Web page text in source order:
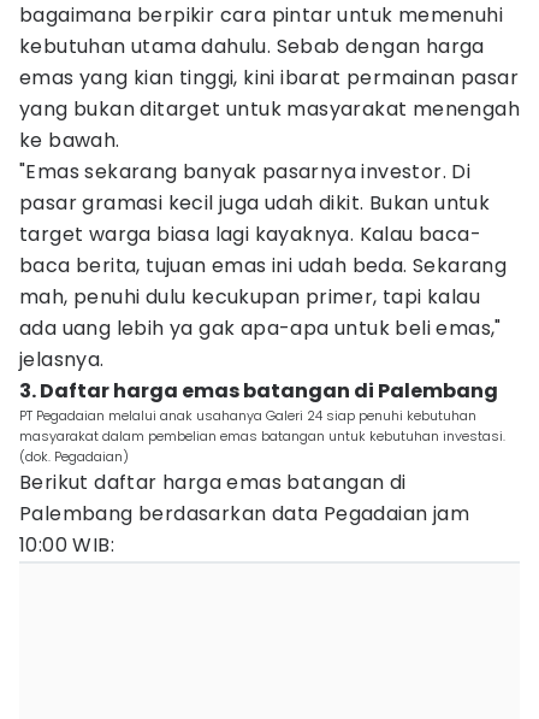
bagaimana berpikir cara pintar untuk memenuhi
kebutuhan utama dahulu. Sebab dengan harga
emas yang kian tinggi, kini ibarat permainan pasar
yang bukan ditarget untuk masyarakat menengah
ke bawah.
"Emas sekarang banyak pasarnya investor. Di
pasar gramasi kecil juga udah dikit. Bukan untuk
target warga biasa lagi kayaknya. Kalau baca-
baca berita, tujuan emas ini udah beda. Sekarang
mah, penuhi dulu kecukupan primer, tapi kalau
ada uang lebih ya gak apa-apa untuk beli emas,"
jelasnya.
3. Daftar harga emas batangan di Palembang
PT Pegadaian melalui anak usahanya Galeri 24 siap penuhi kebutuhan
masyarakat dalam pembelian emas batangan untuk kebutuhan investasi.
(dok. Pegadaian)
Berikut daftar harga emas batangan di
Palembang berdasarkan data Pegadaian jam
10:00 WIB: